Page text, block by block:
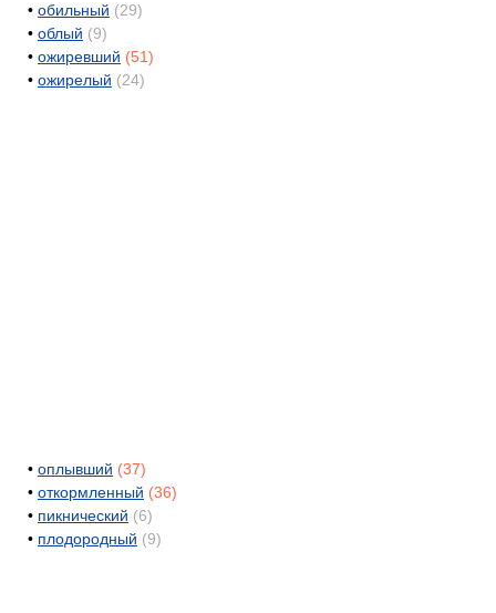
• обильный (29)
• облый (9)
• ожиревший (51)
• ожирелый (24)
• оплывший (37)
• откормленный (36)
• пикнический (6)
• плодородный (9)